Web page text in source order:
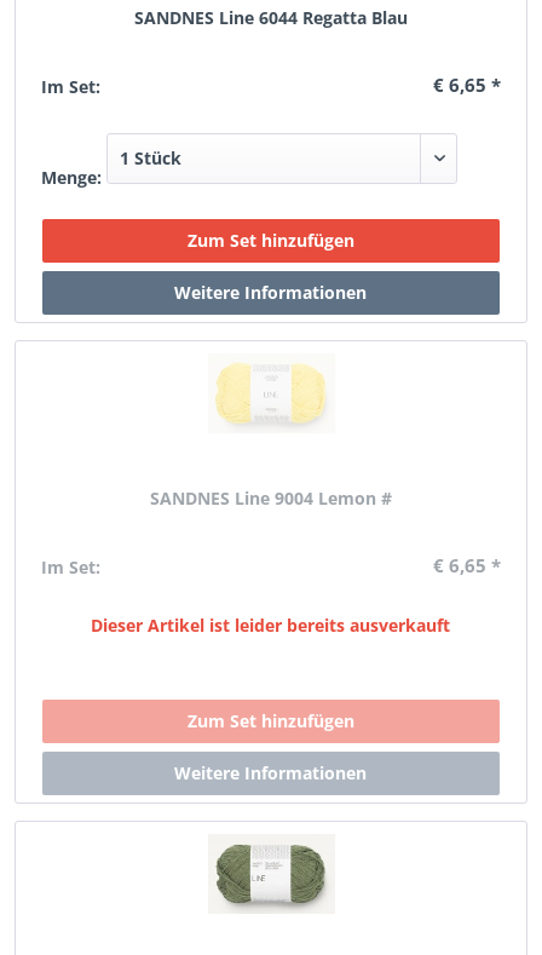
SANDNES Line 6044 Regatta Blau
Im Set: € 6,65 *
Menge:
SANDNES Line 9004 Lemon #
Im Set: € 6,65 *
Dieser Artikel ist leider bereits ausverkauft